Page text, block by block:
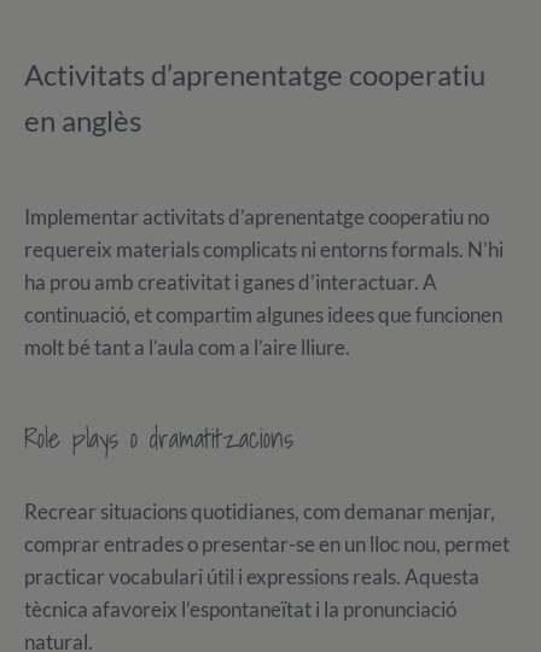
Activitats d’aprenentatge cooperatiu
en anglès
Implementar activitats d’aprenentatge cooperatiu no
requereix materials complicats ni entorns formals. N’hi
ha prou amb creativitat i ganes d’interactuar. A
continuació, et compartim algunes idees que funcionen
molt bé tant a l’aula com a l’aire lliure.
Role plays o dramatitzacions
Recrear situacions quotidianes, com demanar menjar,
comprar entrades o presentar-se en un lloc nou, permet
practicar vocabulari útil i expressions reals. Aquesta
tècnica afavoreix l’espontaneïtat i la pronunciació
natural.